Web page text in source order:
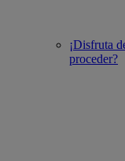
¡Disfruta
proceder?